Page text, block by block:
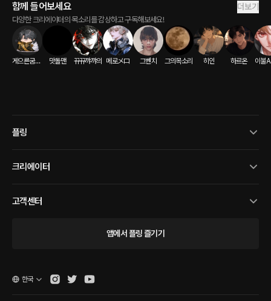
함께 들어보세요 더보기
다양한 크리에이터의 목소리를 감상하고 구독해보세요!
게으른굼벵이 맛돌맨 뀨뀨꺄꺄의 메로メロ 그벤치 그의목소리 히인 하르온 이불
플링
크리에이터
고객센터
앱에서 플링 즐기기
한국